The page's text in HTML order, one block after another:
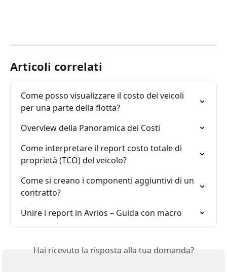
Articoli correlati
Come posso visualizzare il costo dei veicoli
per una parte della flotta?
Overview della Panoramica dei Costi
Come interpretare il report costo totale di
proprietà (TCO) del veicolo?
Come si creano i componenti aggiuntivi di un
contratto?
Unire i report in Avrios – Guida con macro
Hai ricevuto la risposta alla tua domanda?